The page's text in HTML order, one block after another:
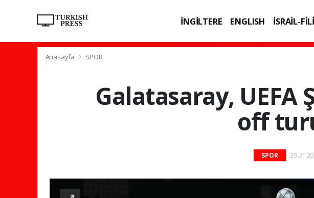
İNGİLTERE ENGLISH İSRAİL-
Anasayfa SPOR
Galatasaray,
off
SPOR